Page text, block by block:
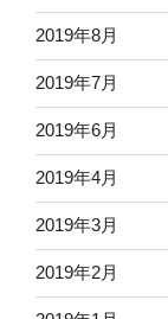
2019年8月
2019年7月
2019年6月
2019年4月
2019年3月
2019年2月